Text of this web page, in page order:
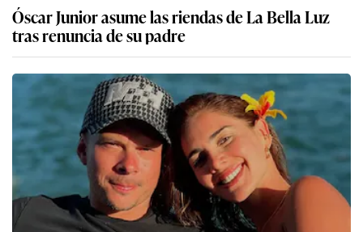
Óscar Junior asume las riendas de La Bella Luz
tras renuncia de su padre